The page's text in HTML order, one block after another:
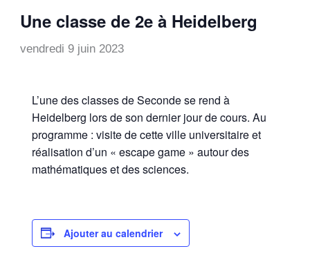
Une classe de 2e à Heidelberg
vendredi 9 juin 2023
L’une des classes de Seconde se rend à
Heidelberg lors de son dernier jour de cours. Au
programme : visite de cette ville universitaire et
réalisation d’un « escape game » autour des
mathématiques et des sciences.
Ajouter au calendrier